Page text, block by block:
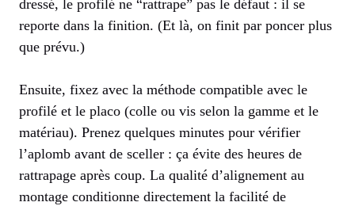
dressé, le profilé ne “rattrape” pas le défaut : il se
reporte dans la finition. (Et là, on finit par poncer plus
que prévu.)
Ensuite, fixez avec la méthode compatible avec le
profilé et le placo (colle ou vis selon la gamme et le
matériau). Prenez quelques minutes pour vérifier
l’aplomb avant de sceller : ça évite des heures de
rattrapage après coup. La qualité d’alignement au
montage conditionne directement la facilité de